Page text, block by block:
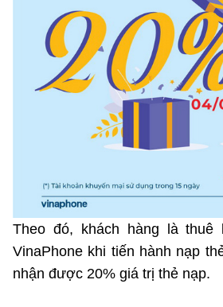
Phát hành
Truyền hình
Bưu chính
Chuyển phát nhanh
Dịch vụ
Phần cứng
Phần mềm
Tần số vô tuyến điện
Sản phẩm
Dịch vụ
Phần cứng
Chữ ký số
Lĩnh vực khác
Tư vấn
Hành chính
Bảng điện tử
Chọn ngôn ngữ
Việt Nam
BỘ KHOA HỌC VÀ CÔNG
MINISTRY OF SCIENCE AND
Hệ thống nội bộ
Theo đó, khách hàng là
VinaPhone khi tiến hành nạp
nhận được 20% giá trị thẻ nạp.